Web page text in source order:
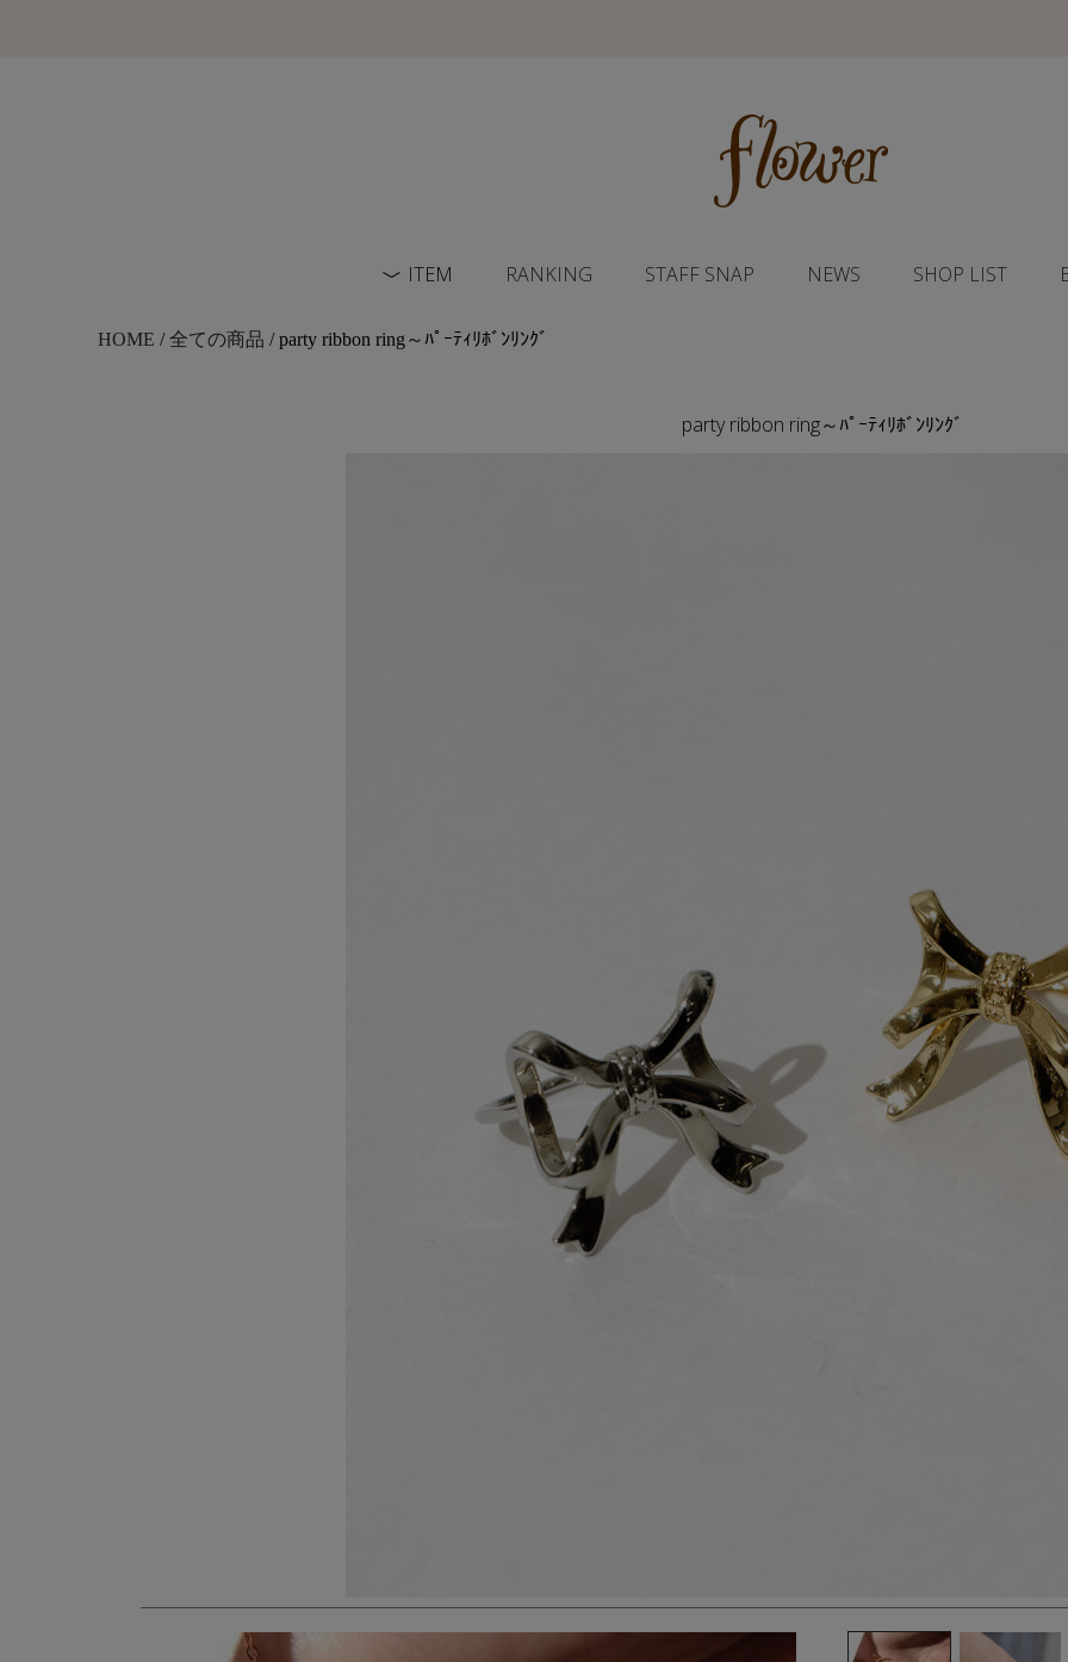
ITEM RANKING STAFF SNAP NEWS SHOP LIST
HOME /全ての商品 / party ribbon ring～ﾊﾟｰﾃｨﾘﾎﾞﾝﾘﾝｸﾞ
party ribbon ring～ﾊﾟｰﾃｨﾘﾎﾞﾝﾘﾝｸﾞ